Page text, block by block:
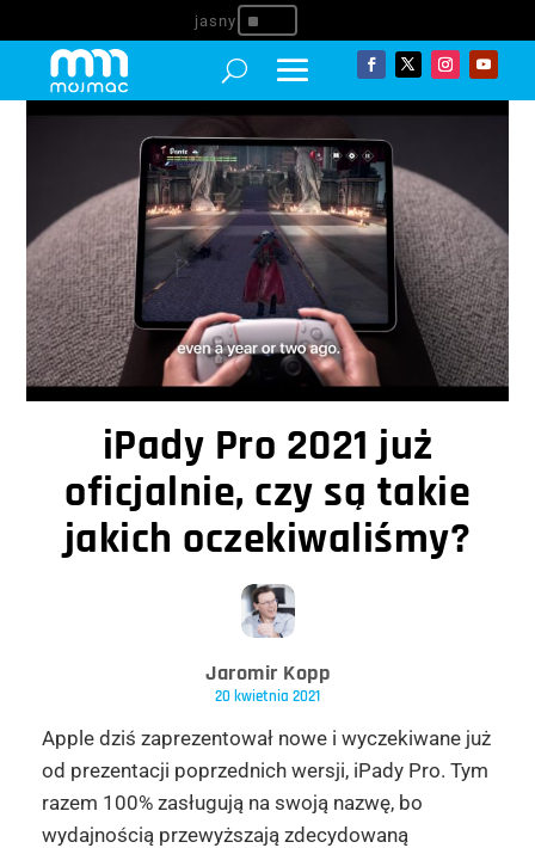
^
iPady Pro 2021 już
oficjalnie, czy są takie
jakich oczekiwaliśmy?
Jaromir Kopp
20 kwietnia 2021
Apple dziś zaprezentował nowe i wyczekiwane już
od prezentacji poprzednich wersji, iPady Pro. Tym
razem 100% zasługują na swoją nazwę, bo
wydajnością przewyższają zdecydowaną